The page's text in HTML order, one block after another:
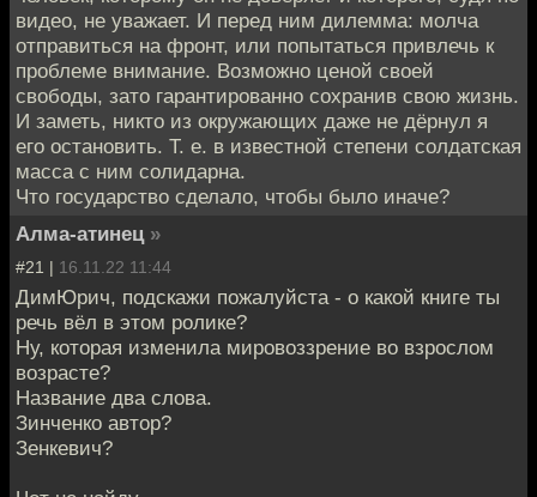
видео, не уважает. И перед ним дилемма: молча
отправиться на фронт, или попытаться привлечь к
проблеме внимание. Возможно ценой своей
свободы, зато гарантированно сохранив свою жизнь.
И заметь, никто из окружающих даже не дёрнул я
его остановить. Т. е. в известной степени солдатская
масса с ним солидарна.
Что государство сделало, чтобы было иначе?
Алма-атинец »
#21 | 16.11.22 11:44
ДимЮрич, подскажи пожалуйста - о какой книге ты
речь вёл в этом ролике?
Ну, которая изменила мировоззрение во взрослом
возрасте?
Название два слова.
Зинченко автор?
Зенкевич?